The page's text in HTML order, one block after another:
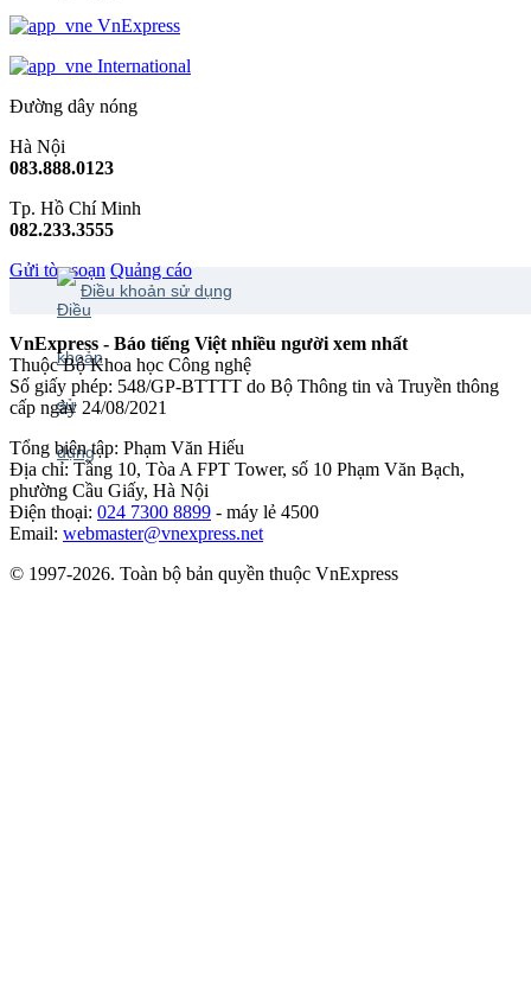
VnExpress
International
Đường dây nóng
Hà Nội
083.888.0123
Tp. Hồ Chí Minh
082.233.3555
Gửi tòa soạn Quảng cáo
Điều khoản sử dụng
VnExpress - Báo tiếng Việt nhiều người xem nhất
Thuộc Bộ Khoa học Công nghệ
Số giấy phép: 548/GP-BTTTT do Bộ Thông tin và Truyền thông
cấp ngày 24/08/2021
Tổng biên tập: Phạm Văn Hiếu
Địa chỉ: Tầng 10, Tòa A FPT Tower, số 10 Phạm Văn Bạch,
phường Cầu Giấy, Hà Nội
Điện thoại: 024 7300 8899 - máy lẻ 4500
Email: webmaster@vnexpress.net
© 1997-2026. Toàn bộ bản quyền thuộc VnExpress